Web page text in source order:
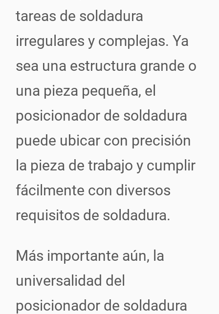
tareas de soldadura
irregulares y complejas. Ya
sea una estructura grande o
una pieza pequeña, el
posicionador de soldadura
puede ubicar con precisión
la pieza de trabajo y cumplir
fácilmente con diversos
requisitos de soldadura.
Más importante aún, la
universalidad del
posicionador de soldadura